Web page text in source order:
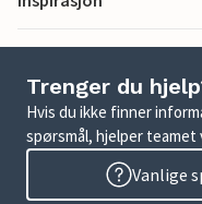
Trenger du
Hvis du ikke finner
spørsmål, hjelper teamet
Vanlige